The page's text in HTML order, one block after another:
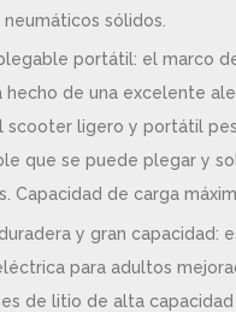
sólidos.
portátil: el marco
de una excelente
scooter ligero y portátil
que se puede plegar y
Capacidad de carga
y gran capacidad:
para adultos
de litio de alta capacidad